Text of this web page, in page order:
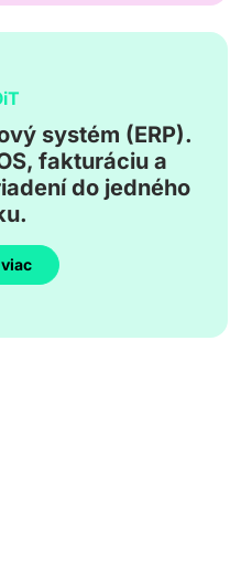
systém (ERP).
fakturáciu a
do jedného